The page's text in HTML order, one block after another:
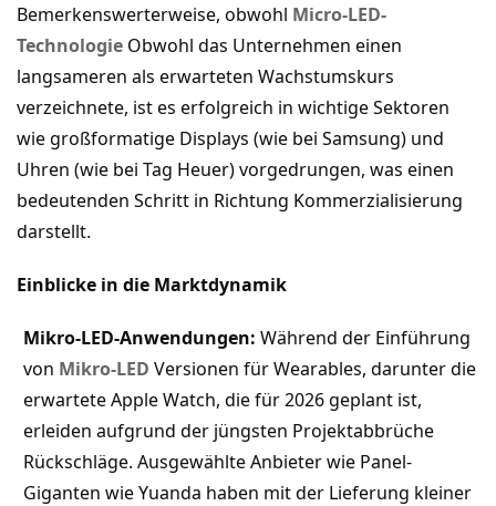
Bemerkenswerterweise, obwohl Micro-LED-
Technologie Obwohl das Unternehmen einen
langsameren als erwarteten Wachstumskurs
verzeichnete, ist es erfolgreich in wichtige Sektoren
wie großformatige Displays (wie bei Samsung) und
Uhren (wie bei Tag Heuer) vorgedrungen, was einen
bedeutenden Schritt in Richtung Kommerzialisierung
darstellt.
Einblicke in die Marktdynamik
Mikro-LED-Anwendungen: Während der Einführung
von Mikro-LED Versionen für Wearables, darunter die
erwartete Apple Watch, die für 2026 geplant ist,
erleiden aufgrund der jüngsten Projektabbrüche
Rückschläge. Ausgewählte Anbieter wie Panel-
Giganten wie Yuanda haben mit der Lieferung kleiner